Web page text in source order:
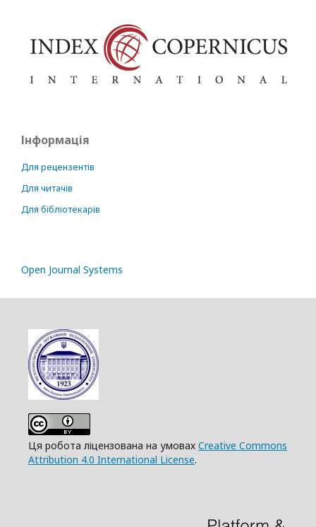
Інформація
Для рецензентів
Для читачів
Для бібліотекарів
Open Journal Systems
Ця робота ліцензована на умовах Creative Commons
Attribution 4.0 International License.